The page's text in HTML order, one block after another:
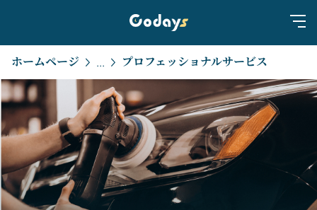
ホームページ ... プロフェッショナルサービス